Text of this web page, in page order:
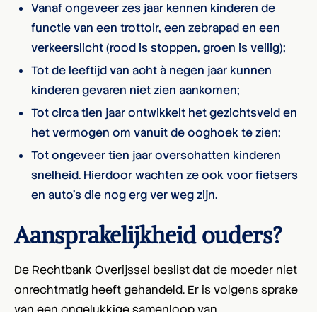
Vanaf ongeveer zes jaar kennen kinderen de
functie van een trottoir, een zebrapad en een
verkeerslicht (rood is stoppen, groen is veilig);
Tot de leeftijd van acht à negen jaar kunnen
kinderen gevaren niet zien aankomen;
Tot circa tien jaar ontwikkelt het gezichtsveld en
het vermogen om vanuit de ooghoek te zien;
Tot ongeveer tien jaar overschatten kinderen
snelheid. Hierdoor wachten ze ook voor fietsers
en auto’s die nog erg ver weg zijn.
Aansprakelijkheid ouders?
De Rechtbank Overijssel beslist dat de moeder niet
onrechtmatig heeft gehandeld. Er is volgens sprake